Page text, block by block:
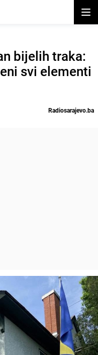
bijelih traka:
svi elementi
Radiosarajevo.ba